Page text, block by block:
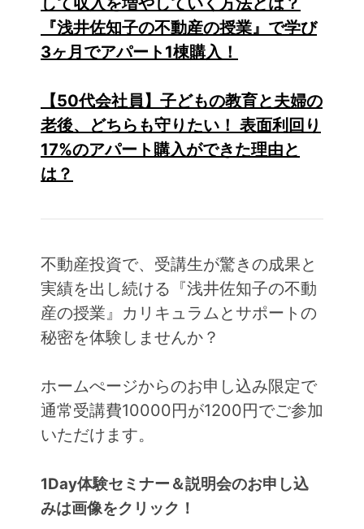
『浅井佐知子の不動産の授業』で学び
3ヶ月でアパート1棟購入！
【50代会社員】子どもの教育と夫婦の
老後、どちらも守りたい！ 表面利回り
17%のアパート購入ができた理由と
は？
不動産投資で、受講生が驚きの成果と
実績を出し続ける『浅井佐知子の不動
産の授業』カリキュラムとサポートの
秘密を体験しませんか？
ホームぺージからのお申し込み限定で
通常受講費10000円が1200円でご参加
いただけます。
1Day体験セミナー＆説明会のお申し込
みは画像をクリック！